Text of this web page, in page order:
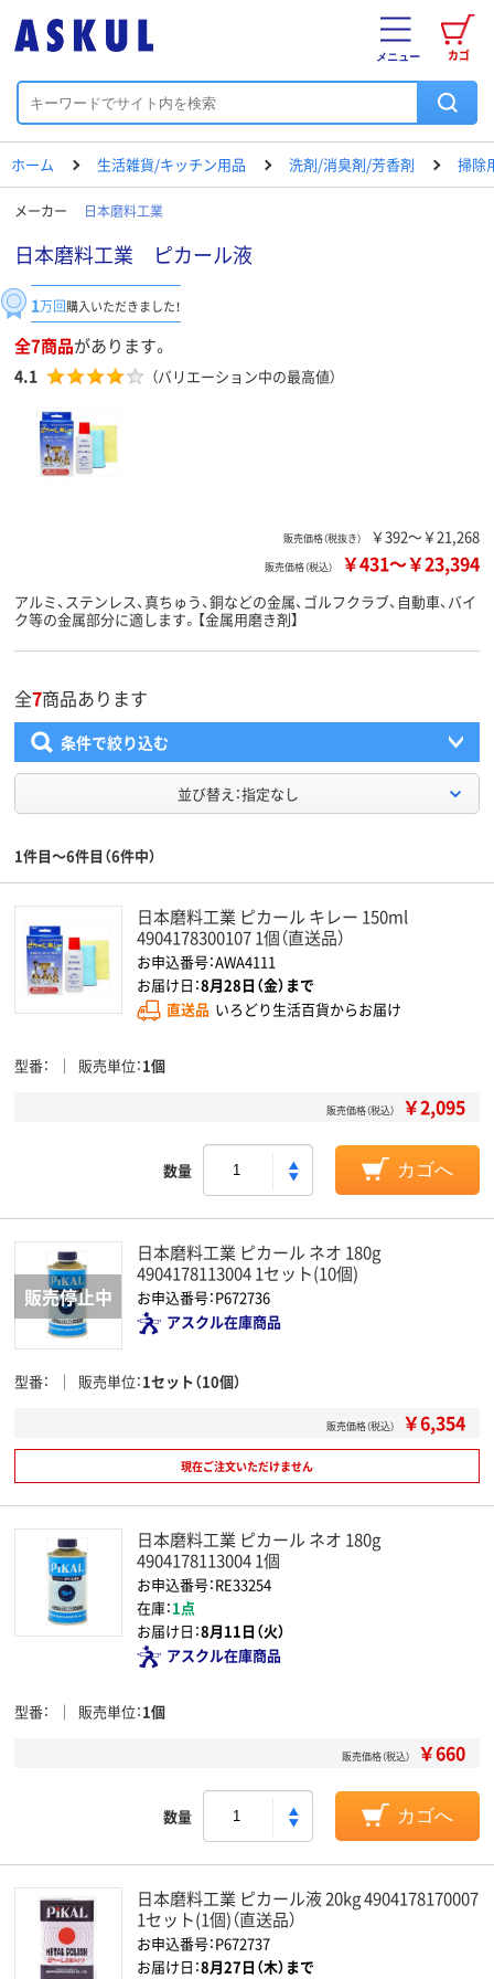
カゴ
メニュー
ホーム 生活雑貨/キッチン用品 洗剤/消臭剤/芳香剤 掃除
メーカー 日本磨料工業
日本磨料工業 ピカール液
1万回購入いただきました！
全7商品があります。
4.1 （バリエーション中の最高値）
販売価格（税抜き） ￥392～￥21,268
販売価格（税込） ￥431～￥23,394
アルミ、ステンレス、真ちゅう、銅などの金属、ゴルフクラブ、自動車、バイ
ク等の金属部分に適します。【金属用磨き剤】
全7商品あります
条件で絞り込む
並び替え：指定なし
1件目～6件目（6件中）
日本磨料工業 ピカール キレー 150ml
4904178300107 1個（直送品）
お申込番号：AWA4111
お届け日：8月28日（金）まで
直送品 いろどり生活百貨からお届け
型番 販売単位 1個
販売価格（税込） ￥2,095
数量 カゴへ
日本磨料工業 ピカール ネオ 180g
4904178113004 1セット(10個)
お申込番号：P672736
アスクル在庫商品
型番 販売単位 1セット（10個）
販売価格（税込） ￥6,354
現在ご注文いただけません
日本磨料工業 ピカール ネオ 180g
4904178113004 1個
お申込番号：RE33254
在庫：1点
お届け日：8月11日（火）
アスクル在庫商品
型番 販売単位 1個
販売価格（税込） ￥660
数量 カゴへ
日本磨料工業 ピカール液 20kg 4904178170007
1セット(1個)（直送品）
お申込番号：P672737
お届け日：8月27日（木）まで